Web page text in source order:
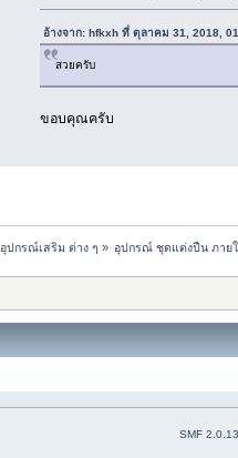
อ้างจาก: hfkxh ที่ ตุลาคม 31, 2018,
สวยครับ
ขอบคุณครับ
อุปกรณ์เสริม ต่าง ๆ » อุปกรณ์ ชุดแต่งปืน ภาย
SMF 2.0.13